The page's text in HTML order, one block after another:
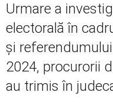
Externe
Urmare a
electorală în
și
2024, procurorii
au trimis în